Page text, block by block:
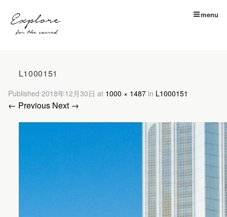
menu
L1000151
Published 2018年12月30日 at 1000 × 1487 in L1000151
← Previous Next →